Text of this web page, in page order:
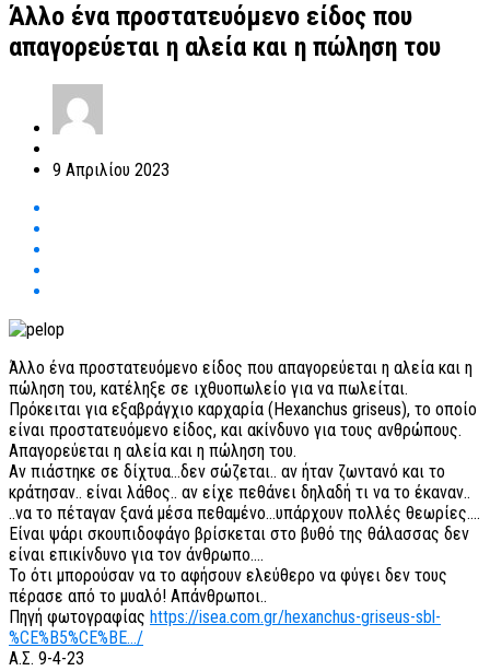
Άλλο ένα προστατευόμενο είδος που
απαγορεύεται η αλεία και η πώληση του
9 Απριλίου 2023
Άλλο ένα προστατευόμενο είδος που απαγορεύεται η αλεία και η
πώληση του, κατέληξε σε ιχθυοπωλείο για να πωλείται.
Πρόκειται για εξαβράγχιο καρχαρία (Hexanchus griseus), το οποίο
είναι προστατευόμενο είδος, και ακίνδυνο για τους ανθρώπους.
Απαγορεύεται η αλεία και η πώληση του.
Αν πιάστηκε σε δίχτυα…δεν σώζεται.. αν ήταν ζωντανό και το
κράτησαν.. είναι λάθος.. αν είχε πεθάνει δηλαδή τι να το έκαναν..
..να το πέταγαν ξανά μέσα πεθαμένο…υπάρχουν πολλές θεωρίες….
Είναι ψάρι σκουπιδοφάγο βρίσκεται στο βυθό της θάλασσας δεν
είναι επικίνδυνο για τον άνθρωπο….
Το ότι μπορούσαν να το αφήσουν ελεύθερο να φύγει δεν τους
πέρασε από το μυαλό! Απάνθρωποι..
Πηγή φωτογραφίας https://isea.com.gr/hexanchus-griseus-sbl-
%CE%B5%CE%BE…/
Α.Σ. 9-4-23